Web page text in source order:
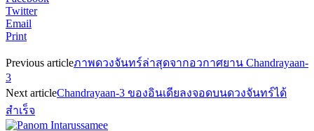
Twitter
Email
Print
Previous articleภาพดวงจันทร์ล่าสุดจากอวกาศยาน Chandrayaan-
3
Next articleChandrayaan-3 ของอินเดียลงจอดบนดวงจันทร์ได้
สำเร็จ